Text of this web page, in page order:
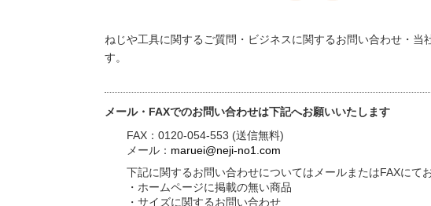
ねじや工具に関するご質問・ビジネスに関するお問い合わせ・当
す。
メール・FAXでのお問い合わせは下記へお願いいたします
FAX：0120-054-553 (送信無料)
メール： maruei@neji-no1.com
下記に関するお問い合わせについてはメールまたはFAXにて
・ホームページに掲載の無い商品
・サイズに関するお問い合わせ